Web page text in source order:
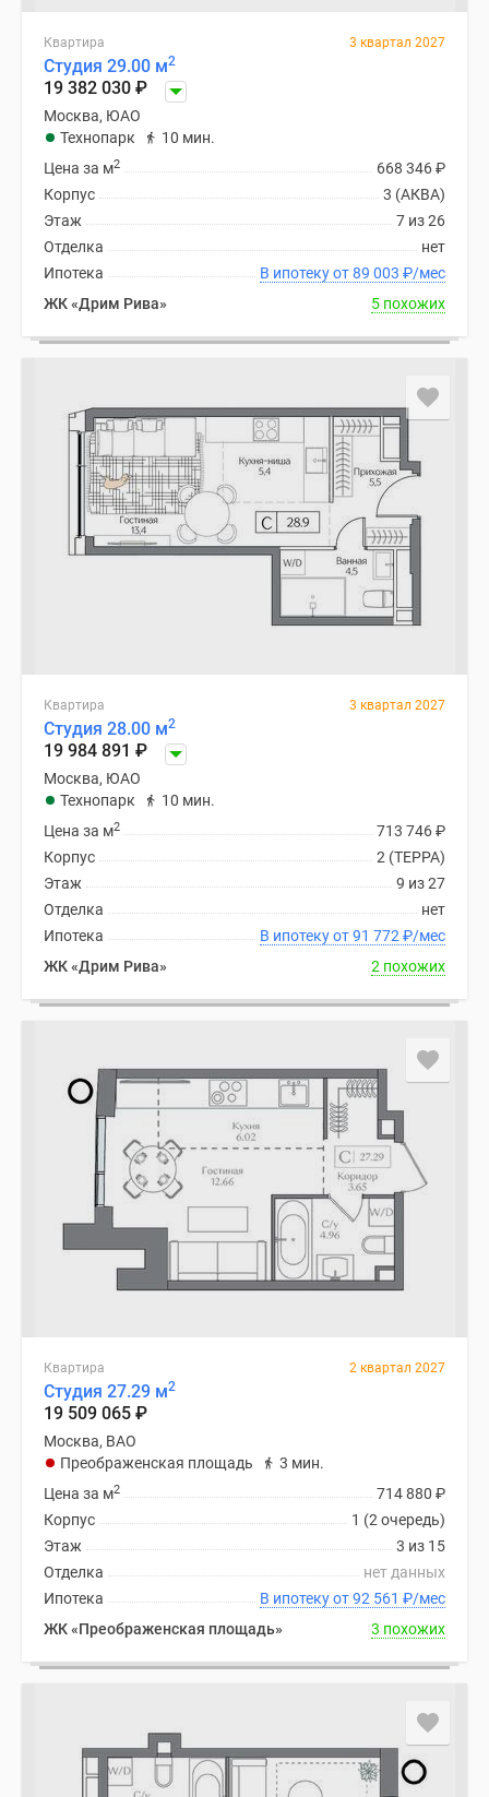
Квартира 3 квартал 2027
Студия 29.00 м2
19 382 030 ₽
Москва, ЮАО
Технопарк
10 мин.
668 346₽
Цена за м2
3 (АКВА)
Корпус
7 из 26
Этаж
нет
Отделка
В ипотеку от 89 003 ₽/мес
Ипотека
ЖК «Дрим Рива»
5 похожих
Квартира 3 квартал 2027
Студия 28.00 м2
19 984 891 ₽
Москва, ЮАО
Технопарк
10 мин.
713 746₽
Цена за м2
2 (ТЕРРА)
Корпус
9 из 27
Этаж
нет
Отделка
В ипотеку от 91 772 ₽/мес
Ипотека
ЖК «Дрим Рива»
2 похожих
Квартира 2 квартал 2027
Студия 27.29 м2
19 509 065 ₽
Москва, ВАО
Преображенская площадь
3 мин.
714 880 ₽
Цена за м2
1 (2 очередь)
Корпус
3 из 15
Этаж
нет данных
Отделка
В ипотеку от 92 561 ₽/мес
Ипотека
ЖК «Преображенская площадь»
3 похожих